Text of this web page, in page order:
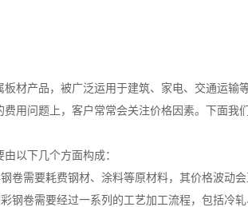
板材产品，被广泛运用于建筑、家电、交通运
用问题上，客户常常会关注价格因素。下面我
以下几个方面构成：
卷需要耗费钢材、涂料等原材料，其价格波动会
钢卷需要经过一系列的工艺加工流程，包括冷